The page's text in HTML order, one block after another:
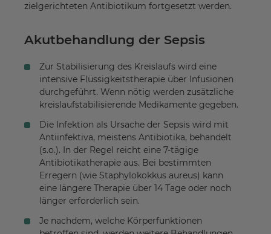
zielgerichteten Antibiotikum fortgesetzt werden.
Akutbehandlung der Sepsis
Zur Stabilisierung des Kreislaufs wird eine
intensive Flüssigkeitstherapie über Infusionen
durchgeführt. Wenn nötig werden zusätzliche
kreislaufstabilisierende Medikamente gegeben.
Die Infektion als Ursache der Sepsis wird mit
Antiinfektiva, meistens Antibiotika, behandelt
(s.o.). In der Regel reicht eine 7-tägige
Antibiotikatherapie aus. Bei bestimmten
Erregern (wie Staphylokokkus aureus) kann
eine längere Therapie über 14 Tage oder noch
länger erforderlich sein.
Je nachdem, welche Körperfunktionen